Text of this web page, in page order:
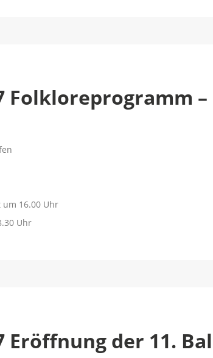
Folkloreprogramm
um 16.00 Uhr
Uhr
Eröffnung der 11.